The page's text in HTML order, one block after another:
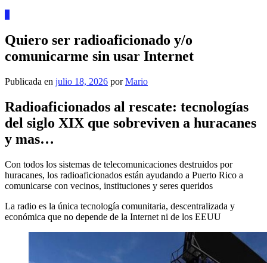
Quiero ser radioaficionado y/o
comunicarme sin usar Internet
Publicada en julio 18, 2026 porMario
Radioaficionados al rescate: tecnologías
del siglo XIX que sobreviven a huracanes
y mas…
Con todos los sistemas de telecomunicaciones destruidos por
huracanes, los radioaficionados están ayudando a Puerto Rico a
comunicarse con vecinos, instituciones y seres queridos
La radio es la única tecnología comunitaria, descentralizada y
económica que no depende de la Internet ni de los EEUU